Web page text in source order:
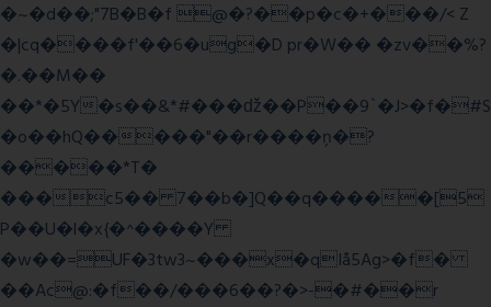
�~�d��;"7B�B�f @�?��p�c�+���/< Z
�|cq����f'��6�ug�D pr�W�� �zv��%?
�.��M��
��*�5Y�s��&*#���ǆ��P��9`�J>�f�#S
�o��hQ�����"��r����ņ�?
�����*T�
���c5�� 7��b�]Q��q�����[5
P��U�l�x{�^����Y
�w��=UF�3tw3~���x�qIå5Ag>�f�
��Ac@:�f��/���6��?�>-�#��r